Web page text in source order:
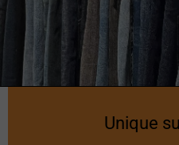
Unique